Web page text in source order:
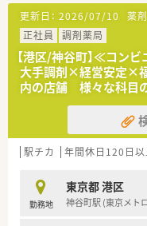
＜こんな会社です＞
■大学病院や総合病
展開、従業員数は
■薬学生を対象にし
TOP3位以内にラン
■利益率、全調剤薬
安定した経営状況
いただける環境です
調剤報酬改定にも影
■高度薬学管理、在
が成長できる環境を
■安心して長く働け
年間休日は125日！
更新日： 2026/07/10 薬
正社員
調剤薬局
【港区/神谷町】≪コン
大手調剤×経営安定×
内の店舗 様々な科目
駅チカ 年間休日120日以
勤務地
東京都 港区
神谷町駅 (東京メト